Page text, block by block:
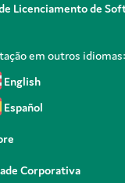
Licenciamento de
em outros idiomas:
English
Español
Corporativa